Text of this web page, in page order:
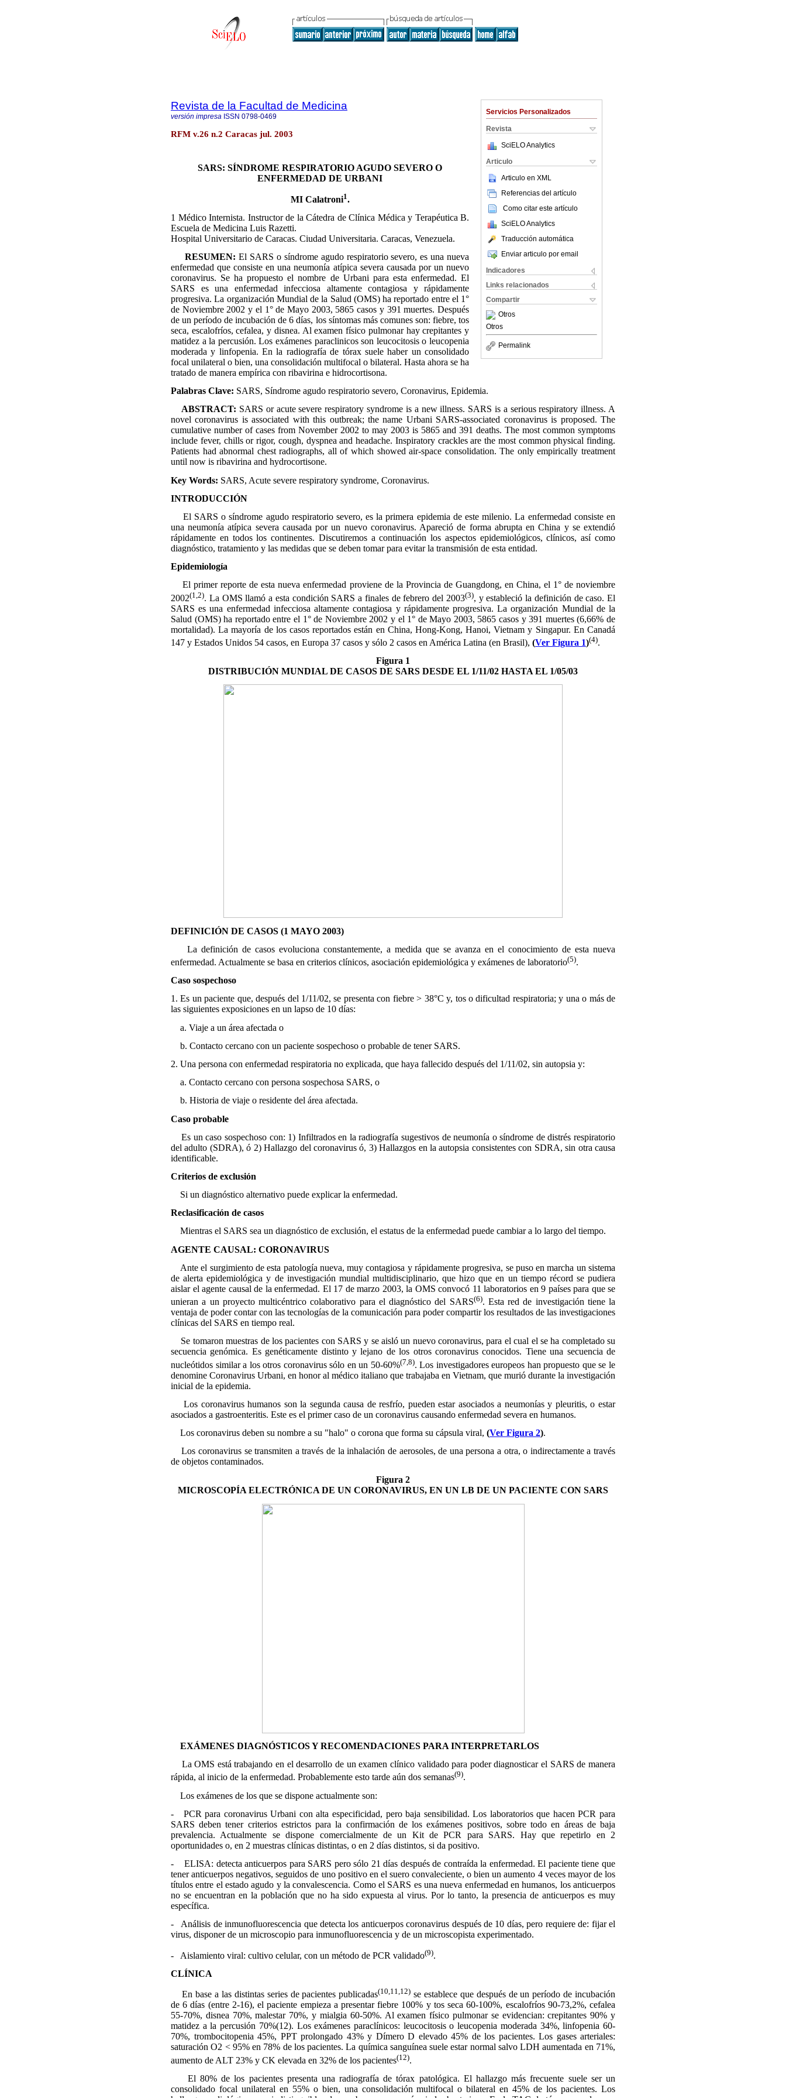
Servicios Personalizados
Revista
SciELO Analytics
Articulo
Articulo en XML
Referencias del artículo
Como citar este artículo
SciELO Analytics
Traducción automática
Enviar articulo por email
Indicadores
Links relacionados
Compartir
Otros
Otros
Permalink
Revista de la Facultad de Medicina
versión impresa ISSN 0798-0469
RFM v.26 n.2 Caracas jul. 2003
SARS: SÍNDROME RESPIRATORIO AGUDO SEVERO O
ENFERMEDAD DE URBANI
MI Calatroni1.
1 Médico Internista. Instructor de la Cátedra de Clínica Médica y Terapéutica B.
Escuela de Medicina Luis Razetti.
Hospital Universitario de Caracas. Ciudad Universitaria. Caracas, Venezuela.
RESUMEN:El SARS o síndrome agudo respiratorio severo, es una nueva
enfermedad que consiste en una neumonía atípica severa causada por un nuevo
coronavirus. Se ha propuesto el nombre de Urbani para esta enfermedad. El
SARS es una enfermedad infecciosa altamente contagiosa y rápidamente
progresiva. La organización Mundial de la Salud (OMS) ha reportado entre el 1°
de Noviembre 2002 y el 1° de Mayo 2003, 5865 casos y 391 muertes. Después
de un período de incubación de 6 días, los síntomas más comunes son: fiebre, tos
seca, escalofríos, cefalea, y disnea. Al examen físico pulmonar hay crepitantes y
matidez a la percusión. Los exámenes paraclinicos son leucocitosis o leucopenia
moderada y linfopenia. En la radiografía de tórax suele haber un consolidado
focal unilateral o bien, una consolidación multifocal o bilateral. Hasta ahora se ha
tratado de manera empírica con ribavirina e hidrocortisona.
Palabras Clave: SARS, Síndrome agudo respiratorio severo, Coronavirus, Epidemia.
ABSTRACT: SARS or acute severe respiratory syndrome is a new illness. SARS is a serious respiratory illness. A
novel coronavirus is associated with this outbreak; the name Urbani SARS-associated coronavirus is proposed. The
cumulative number of cases from November 2002 to may 2003 is 5865 and 391 deaths. The most common symptoms
include fever, chills or rigor, cough, dyspnea and headache. Inspiratory crackles are the most common physical finding.
Patients had abnormal chest radiographs, all of which showed air-space consolidation. The only empirically treatment
until now is ribavirina and hydrocortisone.
Key Words: SARS, Acute severe respiratory syndrome, Coronavirus.
INTRODUCCIÓN
El SARS o síndrome agudo respiratorio severo, es la primera epidemia de este milenio. La enfermedad consiste en
una neumonía atípica severa causada por un nuevo coronavirus. Apareció de forma abrupta en China y se extendió
rápidamente en todos los continentes. Discutiremos a continuación los aspectos epidemiológicos, clínicos, así como
diagnóstico, tratamiento y las medidas que se deben tomar para evitar la transmisión de esta entidad.
Epidemiología
El primer reporte de esta nueva enfermedad proviene de la Provincia de Guangdong, en China, el 1° de noviembre
2002(1,2). La OMS llamó a esta condición SARS a finales de febrero del 2003(3), y estableció la definición de caso. El
SARS es una enfermedad infecciosa altamente contagiosa y rápidamente progresiva. La organización Mundial de la
Salud (OMS) ha reportado entre el 1° de Noviembre 2002 y el 1° de Mayo 2003, 5865 casos y 391 muertes (6,66% de
mortalidad). La mayoría de los casos reportados están en China, Hong-Kong, Hanoi, Vietnam y Singapur. En Canadá
147 y Estados Unidos 54 casos, en Europa 37 casos y sólo 2 casos en América Latina (en Brasil), (Ver Figura 1)(4).
Figura 1
DISTRIBUCIÓN MUNDIAL DE CASOS DE SARS DESDE EL 1/11/02 HASTA EL 1/05/03
DEFINICIÓN DE CASOS (1 MAYO 2003)
La definición de casos evoluciona constantemente, a medida que se avanza en el conocimiento de esta nueva
enfermedad. Actualmente se basa en criterios clínicos, asociación epidemiológica y exámenes de laboratorio(5).
Caso sospechoso
1. Es un paciente que, después del 1/11/02, se presenta con fiebre > 38°C y, tos o dificultad respiratoria; y una o más de
las siguientes exposiciones en un lapso de 10 días:
a. Viaje a un área afectada o
b. Contacto cercano con un paciente sospechoso o probable de tener SARS.
2. Una persona con enfermedad respiratoria no explicada, que haya fallecido después del 1/11/02, sin autopsia y:
a. Contacto cercano con persona sospechosa SARS, o
b. Historia de viaje o residente del área afectada.
Caso probable
Es un caso sospechoso con: 1) Infiltrados en la radiografía sugestivos de neumonía o síndrome de distrés respiratorio
del adulto (SDRA), ó 2) Hallazgo del coronavirus ó, 3) Hallazgos en la autopsia consistentes con SDRA, sin otra causa
identificable.
Criterios de exclusión
Si un diagnóstico alternativo puede explicar la enfermedad.
Reclasificación de casos
Mientras el SARS sea un diagnóstico de exclusión, el estatus de la enfermedad puede cambiar a lo largo del tiempo.
AGENTE CAUSAL: CORONAVIRUS
Ante el surgimiento de esta patología nueva, muy contagiosa y rápidamente progresiva, se puso en marcha un sistema
de alerta epidemiológica y de investigación mundial multidisciplinario, que hizo que en un tiempo récord se pudiera
aislar el agente causal de la enfermedad. El 17 de marzo 2003, la OMS convocó 11 laboratorios en 9 países para que se
unieran a un proyecto multicéntrico colaborativo para el diagnóstico del SARS(6). Esta red de investigación tiene la
ventaja de poder contar con las tecnologías de la comunicación para poder compartir los resultados de las investigaciones
clínicas del SARS en tiempo real.
Se tomaron muestras de los pacientes con SARS y se aisló un nuevo coronavirus, para el cual el se ha completado su
secuencia genómica. Es genéticamente distinto y lejano de los otros coronavirus conocidos. Tiene una secuencia de
nucleótidos similar a los otros coronavirus sólo en un 50-60%(7,8). Los investigadores europeos han propuesto que se le
denomine Coronavirus Urbani, en honor al médico italiano que trabajaba en Vietnam, que murió durante la investigación
inicial de la epidemia.
Los coronavirus humanos son la segunda causa de resfrío, pueden estar asociados a neumonías y pleuritis, o estar
asociados a gastroenteritis. Este es el primer caso de un coronavirus causando enfermedad severa en humanos.
Los coronavirus deben su nombre a su "halo" o corona que forma su cápsula viral, (Ver Figura 2).
Los coronavirus se transmiten a través de la inhalación de aerosoles, de una persona a otra, o indirectamente a través
de objetos contaminados.
Figura 2
MICROSCOPÍA ELECTRÓNICA DE UN CORONAVIRUS, EN UN LB DE UN PACIENTE CON SARS
EXÁMENES DIAGNÓSTICOS Y RECOMENDACIONES PARA INTERPRETARLOS
La OMS está trabajando en el desarrollo de un examen clínico validado para poder diagnosticar el SARS de manera
rápida, al inicio de la enfermedad. Probablemente esto tarde aún dos semanas(9).
Los exámenes de los que se dispone actualmente son:
- PCR para coronavirus Urbani con alta especificidad, pero baja sensibilidad. Los laboratorios que hacen PCR para
SARS deben tener criterios estrictos para la confirmación de los exámenes positivos, sobre todo en áreas de baja
prevalencia. Actualmente se dispone comercialmente de un Kit de PCR para SARS. Hay que repetirlo en 2
oportunidades o, en 2 muestras clínicas distintas, o en 2 días distintos, si da positivo.
- ELISA: detecta anticuerpos para SARS pero sólo 21 días después de contraída la enfermedad. El paciente tiene que
tener anticuerpos negativos, seguidos de uno positivo en el suero convaleciente, o bien un aumento 4 veces mayor de los
títulos entre el estado agudo y la convalescencia. Como el SARS es una nueva enfermedad en humanos, los anticuerpos
no se encuentran en la población que no ha sido expuesta al virus. Por lo tanto, la presencia de anticuerpos es muy
específica.
- Análisis de inmunofluorescencia que detecta los anticuerpos coronavirus después de 10 días, pero requiere de: fijar el
virus, disponer de un microscopio para inmunofluorescencia y de un microscopista experimentado.
- Aislamiento viral: cultivo celular, con un método de PCR validado(9).
CLÍNICA
En base a las distintas series de pacientes publicadas(10,11,12) se establece que después de un período de incubación
de 6 días (entre 2-16), el paciente empieza a presentar fiebre 100% y tos seca 60-100%, escalofríos 90-73,2%, cefalea
55-70%, disnea 70%, malestar 70%, y mialgia 60-50%. Al examen físico pulmonar se evidencian: crepitantes 90% y
matidez a la percusión 70%(12). Los exámenes paraclínicos: leucocitosis o leucopenia moderada 34%, linfopenia 60-
70%, trombocitopenia 45%, PPT prolongado 43% y Dímero D elevado 45% de los pacientes. Los gases arteriales:
saturación O2 < 95% en 78% de los pacientes. La química sanguínea suele estar normal salvo LDH aumentada en 71%,
aumento de ALT 23% y CK elevada en 32% de los pacientes(12).
El 80% de los pacientes presenta una radiografía de tórax patológica. El hallazgo más frecuente suele ser un
consolidado focal unilateral en 55% o bien, una consolidación multifocal o bilateral en 45% de los pacientes. Los